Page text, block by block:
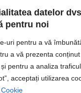
datelor
pentru noi
uri pentru a vă
a vă prezenta
pentru a analiza
acceptați utilizarea